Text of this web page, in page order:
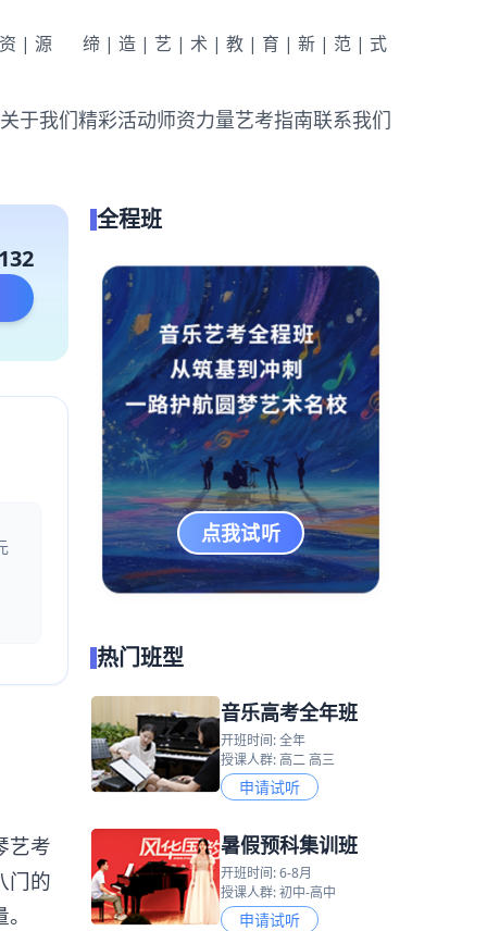
|源 缔|造|艺|术|教|育|新|范|式
关于我们精彩活动师资力量艺考指南联系我们
艺考
门的
全程班
点我试听
热门班型
音乐高考全年班
开班时间: 全年
授课人群: 高二 高三
申请试听
暑假预科集训班
开班时间: 6-8月
授课人群: 初中-高中
申请试听